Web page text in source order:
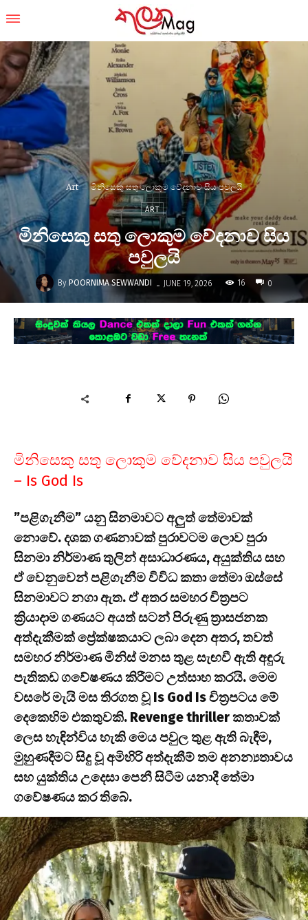
Art මිනිසෙකු සතු ලොකුම වේදනාව සිය පවුලයි
ART
මිනිසෙකු සතු ලොකුම වේදනාව සිය
පවුලයි
By POORNIMA SEWWANDI - JUNE 19, 2026 16 0
මිනිසෙකු සතු ලොකුම වේදනාව සිය පවුලයි
– Is God Is
”පළිගැනීම” යනු සිනමාවට අලුත් තේමාවක්
නොවේ. දශක ගණනාවක් පුරාවටම ලොව පුරා
සිනමා නිර්මාණ තුලින් අසාධාරණය, අයුක්තිය සහ
ඒ වෙනුවෙන් පළිගැනීම විවිධ කතා තේමා ඔස්සේ
සිනමාවට නගා ඇත. ඒ අතර සමහර චිත්‍රපට
ක්‍රියාදාම ගණයට අයත් සටන් පිරුණු ත්‍රාසජනක
අත්දැකීමක් ප්‍රේක්ෂකයාට ලබා දෙන අතර, තවත්
සමහර නිර්මාණ මිනිස් මනස තුළ සැඟවී ඇති අඳුරු
පැතිකඩ ගවේෂණය කිරීමට උත්සාහ කරයි. මෙම
වසරේ මැයි මස තිරගත වූ Is God Is චිත්‍රපටය මේ
දෙකෙහිම එකතුවකි. Revenge thriller කතාවක්
ලෙස හැඳින්විය හැකි මෙය පවුල තුළ ඇති බැඳීම,
මුහුණදීමට සිදු වූ අමිහිරි අත්දැකීම් තම අනන්‍යතාවය
සහ යුක්තිය උදෙසා පෙනී සිටීම යනාදී තේමා
ගවේෂණය කර තිබේ.